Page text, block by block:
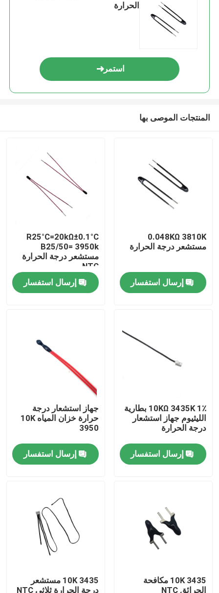
جولة في المعمل
مراقبة الجودة
مستشعر درجة الحرارة الطبية
مستشعر درجة الحرارة NTC
الحرارة
استمر
المنتجات الموصى بها
0.048KΩ 3810K
مستشعر درجة الحرارة
إرسال استفسار
R25°C=20kΩ±0.1°C
B25/50= 3950k
مستشعر درجة الحرارة
NTC
إرسال استفسار
10KΩ 3435K 1٪ بطارية
الليثيوم جهاز استشعار
درجة الحرارة
إرسال استفسار
جهاز استشعار درجة
حرارة خزان المياه 10K
3950
إرسال استفسار
10K 3435 مكافحة
الحرائق NTC
10K 3435 مستشعر
درجة الحرارة ثلاثي NTC